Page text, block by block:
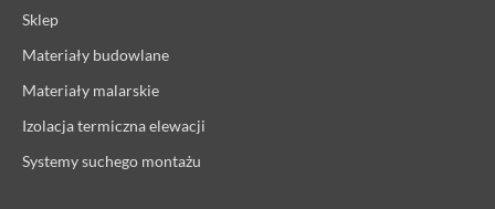
Sklep
Materiały budowlane
Materiały malarskie
Izolacja termiczna elewacji
Systemy suchego montażu